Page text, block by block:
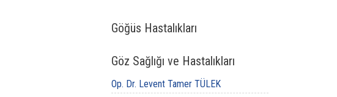
Göğüs Hastalıkları
Göz Sağlığı ve Hastalıkları
Op. Dr. Levent Tamer TÜLEK